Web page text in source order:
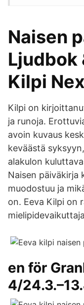
Naisen
Ljudbok
Kilpi
Kilpi on
ja runoja.
avoin kuvaus
keväästä
alakulon
Naisen päiväkirja
muodostuu ja
on. Eeva Kilpi on
en för
4/